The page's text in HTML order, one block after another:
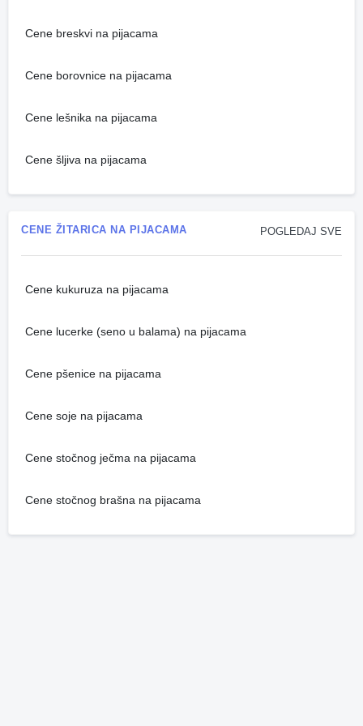
Cene breskvi na pijacama
Cene borovnice na pijacama
Cene lešnika na pijacama
Cene šljiva na pijacama
POGLEDAJ SVE
CENE ŽITARICA NA PIJACAMA
Cene kukuruza na pijacama
Cene lucerke (seno u balama) na pijacama
Cene pšenice na pijacama
Cene soje na pijacama
Cene stočnog ječma na pijacama
Cene stočnog brašna na pijacama